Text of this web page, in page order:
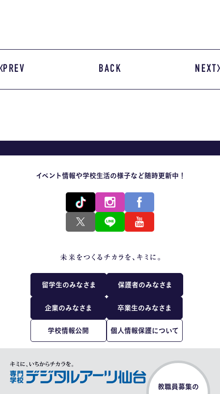
PREV BACK NEXT
イベント情報や学校生活の様子など随時更新中！
留学生のみなさま 保護者のみなさま
企業のみなさま 卒業生のみなさま
学校情報公開 個人情報保護について
教職員募集の